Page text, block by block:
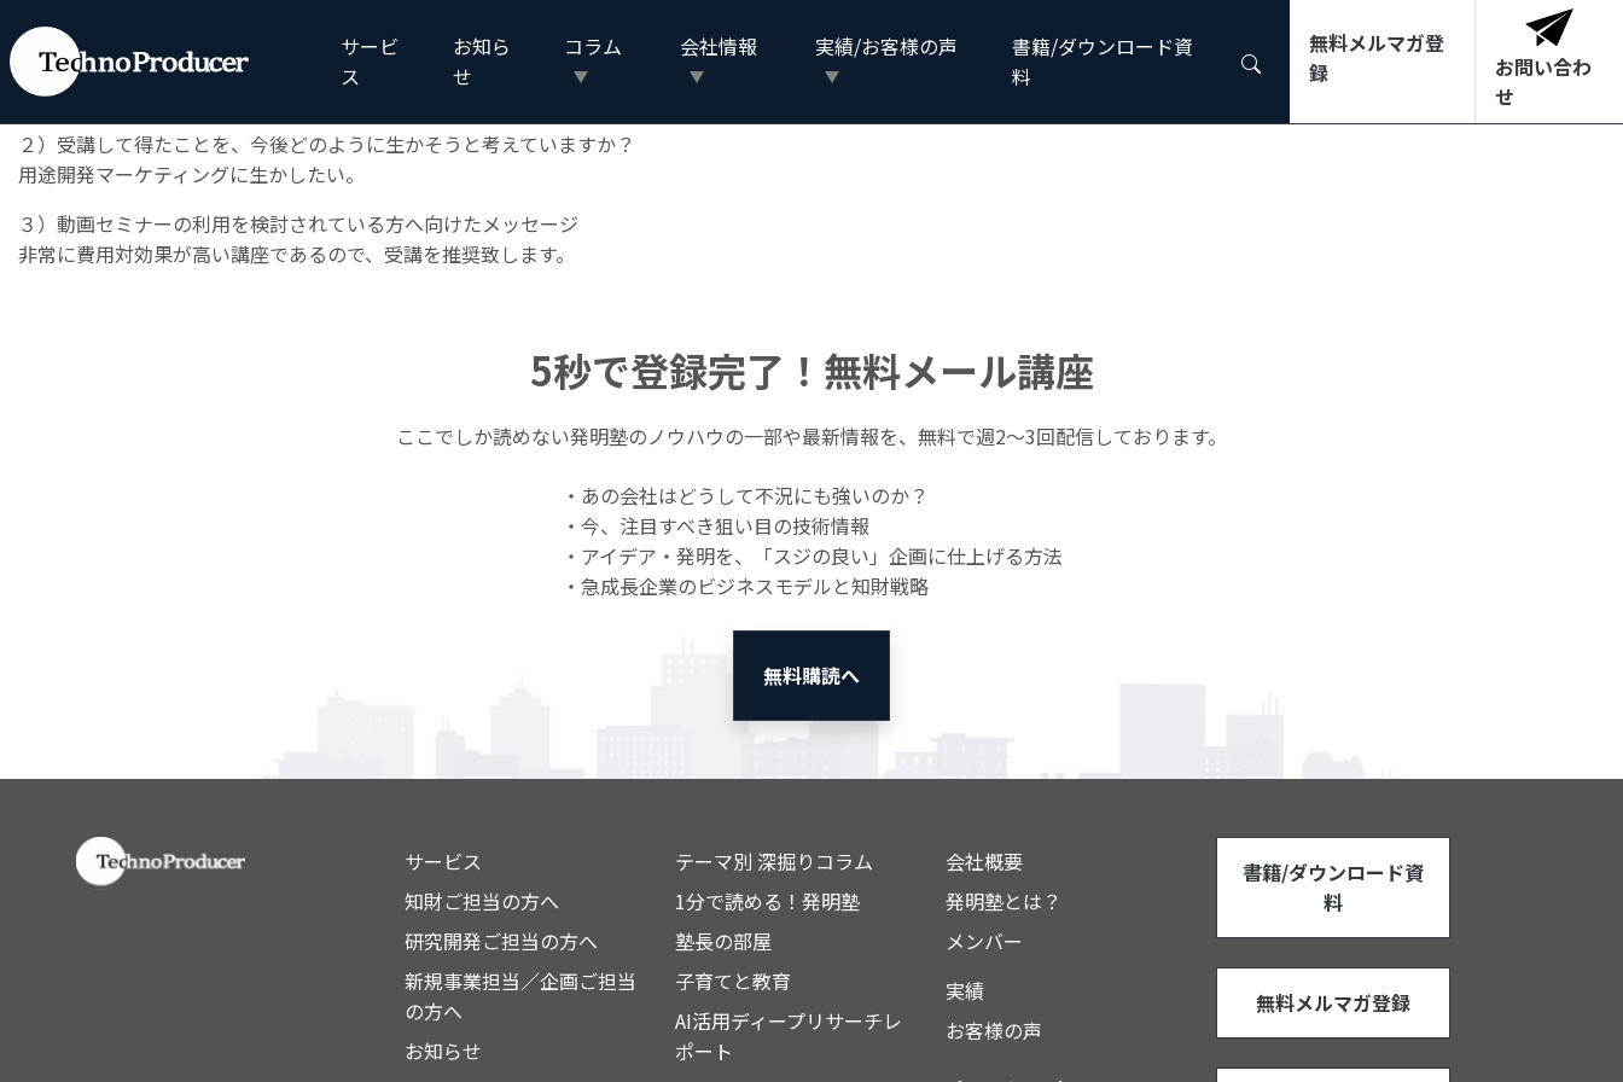
サービ
ス
お知ら
せ
コラム 会社情報 実績/お客様の声
書籍/ダウンロード資
料
無料メルマガ登
録
お問い合わ
せ
１）動画セミナーのメリットとして感じている点
いつでもどこでも受講できること。
２）受講して得たことを、今後どのように生かそうと考えていますか？
用途開発マーケティングに生かしたい。
３）動画セミナーの利用を検討されている方へ向けたメッセージ
非常に費用対効果が高い講座であるので、受講を推奨致します。
5秒で登録完了！無料メール講座
ここでしか読めない発明塾のノウハウの一部や最新情報を、無料で週2〜3回配信しております。
・あの会社はどうして不況にも強いのか？
・今、注目すべき狙い目の技術情報
・アイデア・発明を、「スジの良い」企画に仕上げる方法
・急成長企業のビジネスモデルと知財戦略
無料購読へ
サービス
知財ご担当の方へ
研究開発ご担当の方へ
新規事業担当／企画ご担当
の方へ
お知らせ
テーマ別 深掘りコラム
1分で読める！発明塾
塾長の部屋
子育てと教育
AI活用ディープリサーチレ
ポート
会社概要
発明塾とは？
メンバー
実績
お客様の声
書籍/ダウンロード資
料
無料メルマガ登録